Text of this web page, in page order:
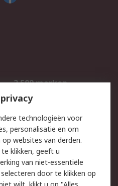
2.500 merken
Inkoopoplossingen
Email veiligheid
Websitevoorwaarden
technologieën voor
personalisatie en om
websites van derden.
klikken, geeft u
van niet-essentiële
door te klikken op